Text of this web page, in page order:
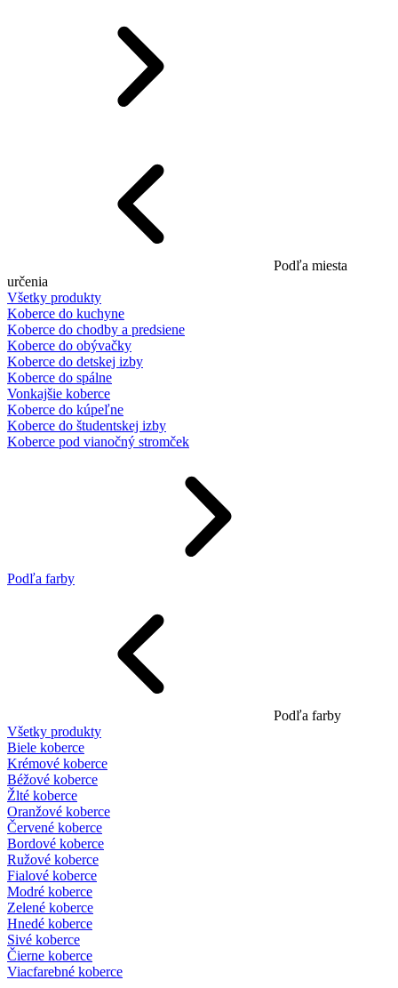
Podľa miesta
určenia
Všetky produkty
Koberce do kuchyne
Koberce do chodby a predsiene
Koberce do obývačky
Koberce do detskej izby
Koberce do spálne
Vonkajšie koberce
Koberce do kúpeľne
Koberce do študentskej izby
Koberce pod vianočný stromček
Podľa farby
Podľa farby
Všetky produkty
Biele koberce
Krémové koberce
Béžové koberce
Žlté koberce
Oranžové koberce
Červené koberce
Bordové koberce
Ružové koberce
Fialové koberce
Modré koberce
Zelené koberce
Hnedé koberce
Sivé koberce
Čierne koberce
Viacfarebné koberce